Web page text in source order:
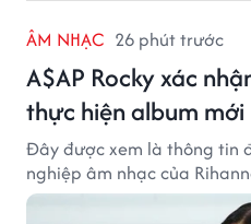
ÂM NHẠC 26 phút trước
A$AP Rocky xác
thực hiện album mới
Đây được xem là thông tin
nghiệp âm nhạc của